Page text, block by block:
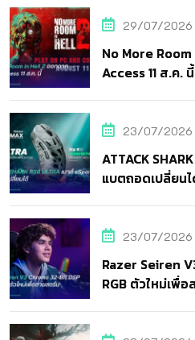
29/07/2026
No More
Access 11 ส.ค. นี้
23/07/2026
ATTACK
แบตถอดเปลี่ยน
23/07/2026
Razer Seiren
RGB ตัวใหม่เพื่